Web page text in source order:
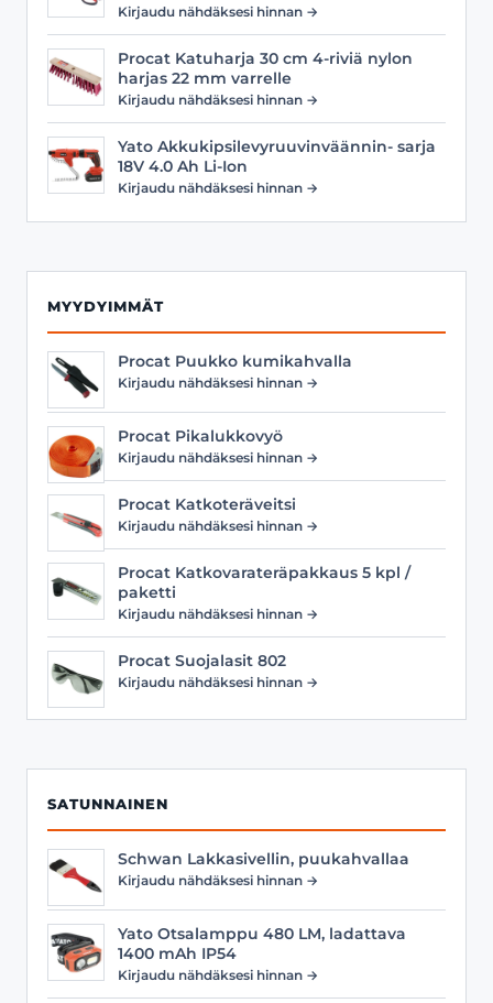
Kirjaudu nähdäksesi hinnan →
Procat Katuharja 30 cm 4-riviä nylon
harjas 22 mm varrelle
Kirjaudu nähdäksesi hinnan →
Yato Akkukipsilevyruuvinväännin- sarja
18V 4.0 Ah Li-Ion
Kirjaudu nähdäksesi hinnan →
MYYDYIMMÄT
Procat Puukko kumikahvalla
Kirjaudu nähdäksesi hinnan →
Procat Pikalukkovyö
Kirjaudu nähdäksesi hinnan →
Procat Katkoteräveitsi
Kirjaudu nähdäksesi hinnan →
Procat Katkovarateräpakkaus 5 kpl /
paketti
Kirjaudu nähdäksesi hinnan →
Procat Suojalasit 802
Kirjaudu nähdäksesi hinnan →
SATUNNAINEN
Schwan Lakkasivellin, puukahvallaa
Kirjaudu nähdäksesi hinnan →
Yato Otsalamppu 480 LM, ladattava
1400 mAh IP54
Kirjaudu nähdäksesi hinnan →